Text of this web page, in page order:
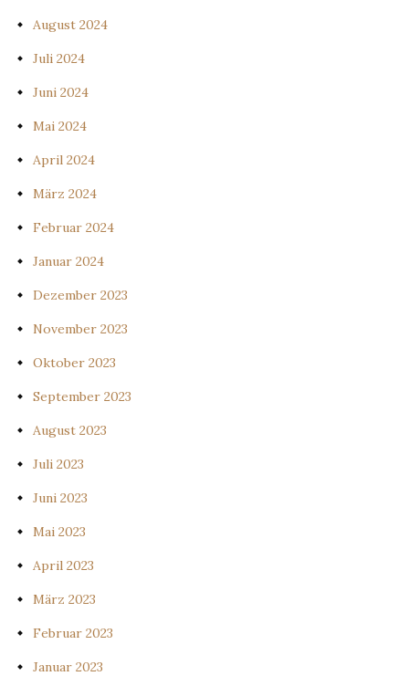
August 2024
Juli 2024
Juni 2024
Mai 2024
April 2024
März 2024
Februar 2024
Januar 2024
Dezember 2023
November 2023
Oktober 2023
September 2023
August 2023
Juli 2023
Juni 2023
Mai 2023
April 2023
März 2023
Februar 2023
Januar 2023